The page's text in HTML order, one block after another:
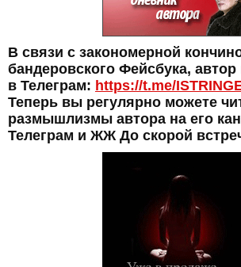
В связи с закономерной
бандеровского Фейсбука,
в Телеграм: https://t.me/
Теперь вы регулярно можете
размышлизмы автора на его
Телеграм и ЖЖ До скорой